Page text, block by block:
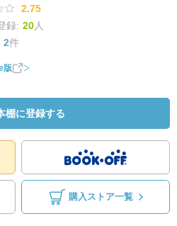
2.75
録: 20人
2件
版
棚に登録する
購入ストア一覧